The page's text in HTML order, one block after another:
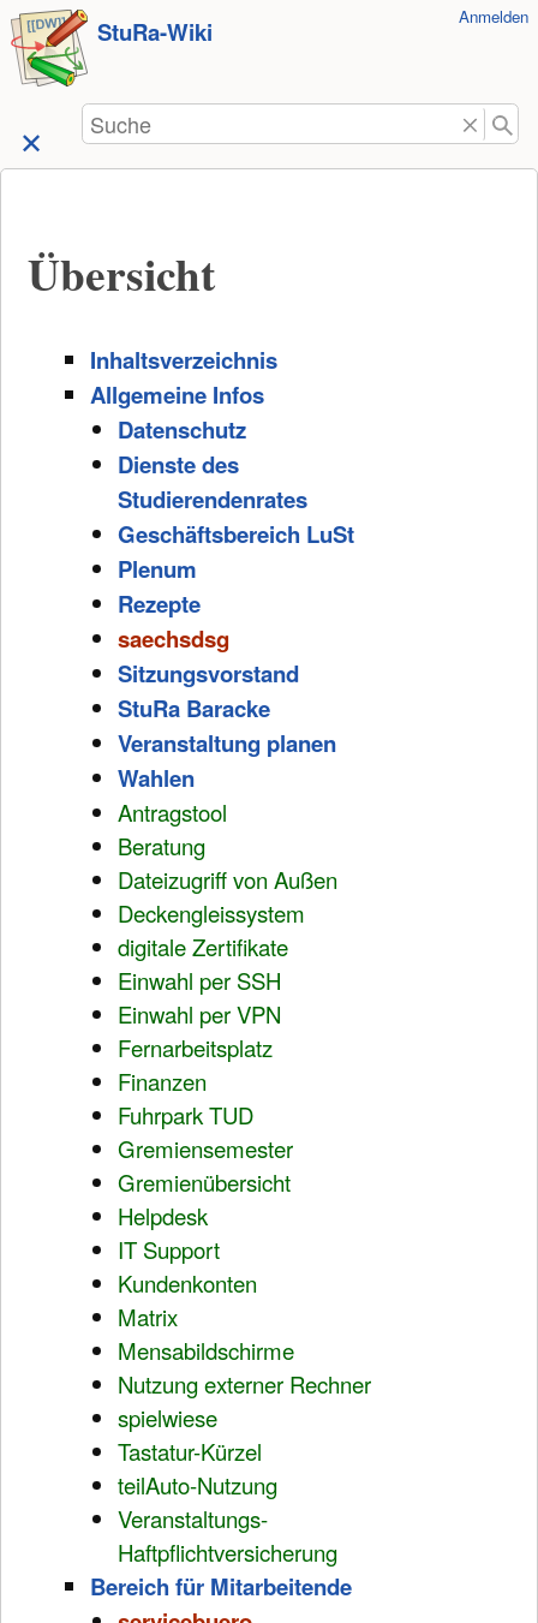
zum
Inhalt
springen
StuRa-Wiki Anmelden
Suche
Übersicht
Inhaltsverzeichnis
Allgemeine Infos
Datenschutz
Dienste des
Studierendenrates
Geschäftsbereich LuSt
Plenum
Rezepte
saechsdsg
Sitzungsvorstand
StuRa Baracke
Veranstaltung planen
Wahlen
Antragstool
Beratung
Dateizugriff von Außen
Deckengleissystem
digitale Zertifikate
Einwahl per SSH
Einwahl per VPN
Fernarbeitsplatz
Finanzen
Fuhrpark TUD
Gremiensemester
Gremienübersicht
Helpdesk
IT Support
Kundenkonten
Matrix
Mensabildschirme
Nutzung externer Rechner
spielwiese
Tastatur-Kürzel
teilAuto-Nutzung
Veranstaltungs-
Haftpflichtversicherung
Bereich für Mitarbeitende